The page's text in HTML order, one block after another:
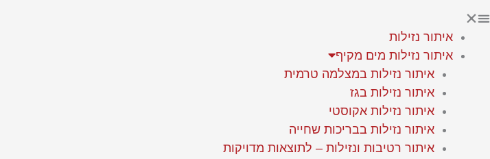
איתור נזילות
איתור נזילות מים מקיף
איתור נזילות במצלמה טרמית
איתור נזילות בגז
איתור נזילות אקוסטי
איתור נזילות בבריכות שחייה
איתור רטיבות ונזילות – לתוצאות מדויקות